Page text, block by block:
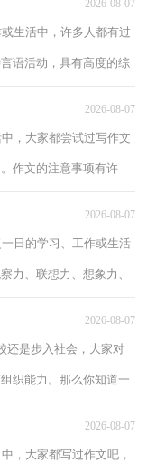
2026-08-07
生活中，许多人都有过
语活动，具有高度的综
2026-08-07
，大家都尝试过写作文
作文的注意事项有许
2026-08-07
日的学习、工作或生活
力、联想力、想象力、
2026-08-07
还是步入社会，大家对
织能力。那么你知道一
2026-08-07
，大家都写过作文吧，